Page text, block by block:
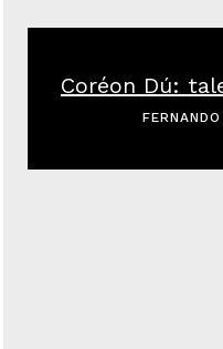
Coréon Dú: